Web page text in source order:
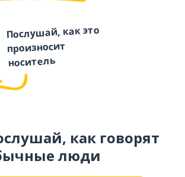
Послушай, как это
произносит
носитель
как говорят
люди